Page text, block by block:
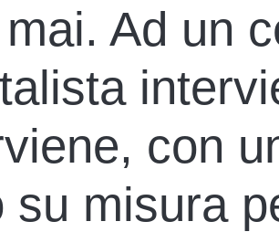
Ad un
con
su misura